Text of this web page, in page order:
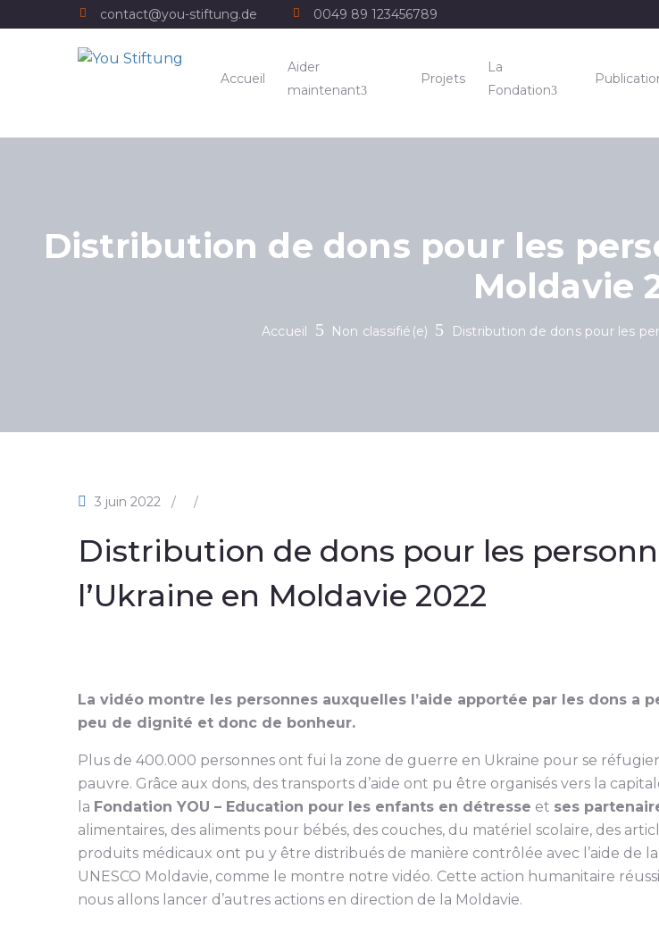
contact@you-stiftung.de 0049 89 123456789
Accueil
Aider
maintenant
Projets
La
Fondation
Distribution de dons pour les
Moldavie
Accueil Non classifié(e) Distribution de dons pour les
3 juin 2022 / /
Distribution de dons pour les
l’Ukraine en Moldavie 2022
La vidéo montre les personnes auxquelles l’aide apportée par les dons a
peu de dignité et donc de bonheur.
Plus de 400.000 personnes ont fui la zone de guerre en Ukraine pour se
pauvre. Grâce aux dons, des transports d’aide ont pu être organisés vers la
la Fondation YOU – Education pour les enfants en détresse et ses
alimentaires, des aliments pour bébés, des couches, du matériel scolaire, des
produits médicaux ont pu y être distribués de manière contrôlée avec l’aide de
UNESCO Moldavie, comme le montre notre vidéo. Cette action humanitaire
nous allons lancer d’autres actions en direction de la Moldavie.